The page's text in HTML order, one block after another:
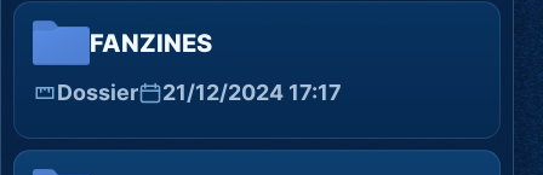
FANZINES
Dossier 21/12/2024 17:17